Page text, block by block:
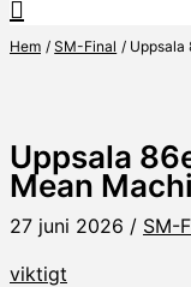
Hem SM-Final Uppsala
Uppsala
Mean
27 juni 2026 / SM-
viktigt